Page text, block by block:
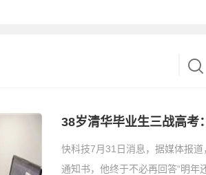
38岁清华毕业生三战高考
快科技7月31日消息，据媒体报
通知书，他终于不必再回答“明年